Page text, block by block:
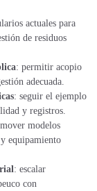
actuales para
de residuos
: permitir acopio
adecuada.
: seguir el ejemplo
y registros.
modelos
equipamiento
: escalar
con